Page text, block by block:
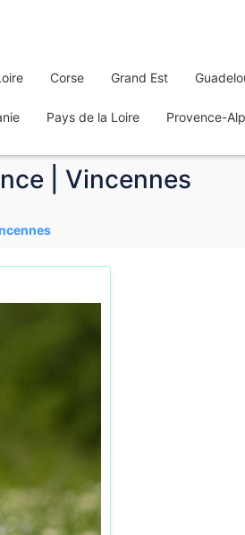
Corse Grand Est
Pays de la Loire Provence-
| Vincennes